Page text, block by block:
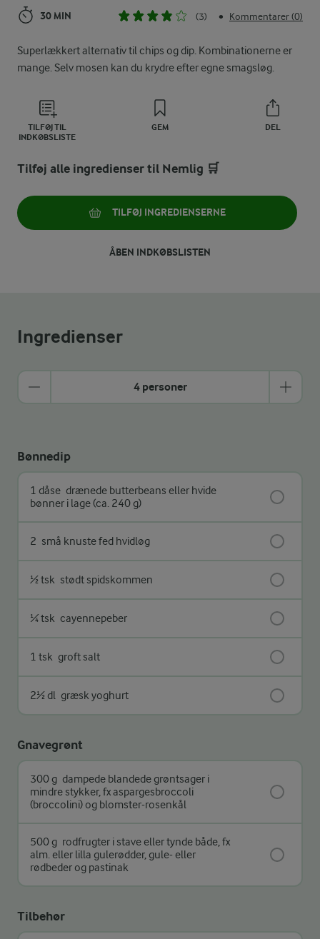
30 MIN (3) • Kommentarer (0)
Superlækkert alternativ til chips og dip. Kombinationerne er
mange. Selv mosen kan du krydre efter egne smagsløg.
TILFØJ TIL
INDKØBSLISTE
GEM DEL
Tilføj alle ingredienser til Nemlig 🛒
TILFØJ INGREDIENSERNE
ÅBEN INDKØBSLISTEN
Ingredienser
4 personer
Bønnedip
1 dåse drænede butterbeans eller hvide
bønner i lage (ca. 240 g)
2 små knuste fed hvidløg
½ tsk stødt spidskommen
¼ tsk cayennepeber
1 tsk groft salt
2½ dl græsk yoghurt
Gnavegrønt
300 g dampede blandede grøntsager i
mindre stykker, fx aspargesbroccoli
(broccolini) og blomster-rosenkål
500 g rodfrugter i stave eller tynde både, fx
alm. eller lilla gulerødder, gule- eller
rødbeder og pastinak
Tilbehør